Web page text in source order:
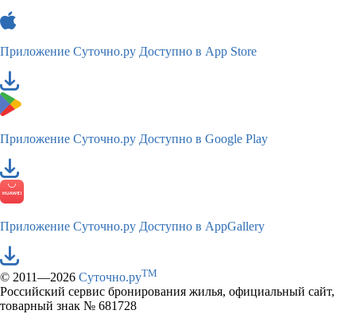
Приложение Суточно.ру Доступно в App Store
Приложение Суточно.ру Доступно в Google Play
Приложение Суточно.ру Доступно в AppGallery
© 2011—2026 Суточно.руTM
Российский сервис бронирования жилья, официальный сайт,
товарный знак № 681728